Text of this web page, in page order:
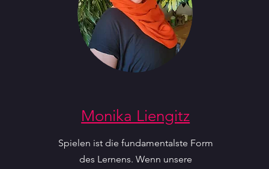
Monika Liengitz
Spielen ist die fundamentalste Form
des Lernens. Wenn unsere